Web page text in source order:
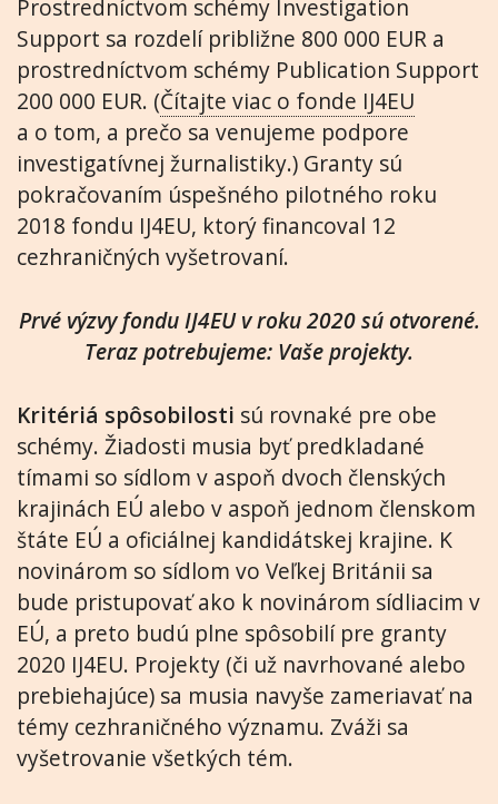
Prostredníctvom schémy Investigation
Support sa rozdelí približne 800 000 EUR a
prostredníctvom schémy Publication Support
200 000 EUR. (Čítajte viac o fonde IJ4EU
a o tom, a prečo sa venujeme podpore
investigatívnej žurnalistiky.) Granty sú
pokračovaním úspešného pilotného roku
2018 fondu IJ4EU, ktorý financoval 12
cezhraničných vyšetrovaní.
Prvé výzvy fondu IJ4EU v roku 2020 sú otvorené.
Teraz potrebujeme: Vaše projekty.
Kritériá spôsobilosti sú rovnaké pre obe
schémy. Žiadosti musia byť predkladané
tímami so sídlom v aspoň dvoch členských
krajinách EÚ alebo v aspoň jednom členskom
štáte EÚ a oficiálnej kandidátskej krajine. K
novinárom so sídlom vo Veľkej Británii sa
bude pristupovať ako k novinárom sídliacim v
EÚ, a preto budú plne spôsobilí pre granty
2020 IJ4EU. Projekty (či už navrhované alebo
prebiehajúce) sa musia navyše zameriavať na
témy cezhraničného významu. Zváži sa
vyšetrovanie všetkých tém.